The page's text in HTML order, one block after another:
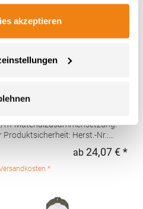
akzeptieren
mit drei Knöpfen Ton-in-Ton
Herst.-Nr.:
40472 Düsseldorf Deutschland E-Mail: info@promodoro.de
ab 24,07 € *
*